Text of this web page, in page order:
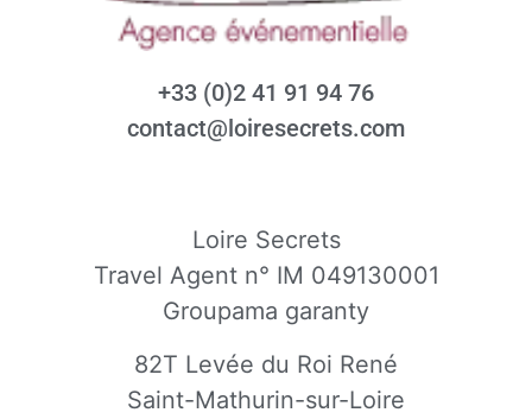
+33 (0)2 41 91 94 76
contact@loiresecrets.com
Loire Secrets
Travel Agent n° IM 049130001
Groupama garanty
82T Levée du Roi René
Saint-Mathurin-sur-Loire